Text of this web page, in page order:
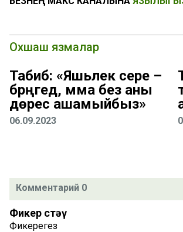
Охшаш язмалар
Табиб: «Яшьлек сере –
бәрәңгедә, әмма без аны
дөрес ашамыйбыз»
06.09.2023
Комментарий 0
Фикер өстәү
Фикерегез